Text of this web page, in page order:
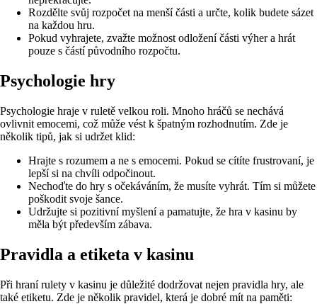
Rozdělte svůj rozpočet na menší části a určte, kolik budete sázet
na každou hru.
Pokud vyhrajete, zvažte možnost odložení části výher a hrát
pouze s částí původního rozpočtu.
Psychologie hry
Psychologie hraje v ruletě velkou roli. Mnoho hráčů se nechává
ovlivnit emocemi, což může vést k špatným rozhodnutím. Zde je
několik tipů, jak si udržet klid:
Hrajte s rozumem a ne s emocemi. Pokud se cítíte frustrovaní, je
lepší si na chvíli odpočinout.
Nechoďte do hry s očekáváním, že musíte vyhrát. Tím si můžete
poškodit svoje šance.
Udržujte si pozitivní myšlení a pamatujte, že hra v kasinu by
měla být především zábava.
Pravidla a etiketa v kasinu
Při hraní rulety v kasinu je důležité dodržovat nejen pravidla hry, ale
také etiketu. Zde je několik pravidel, která je dobré mít na paměti: